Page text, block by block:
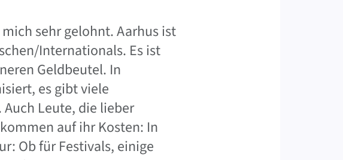
sehr gelohnt. Aarhus ist
Internationals. Es ist
Geldbeutel. In
es gibt viele
Leute, die lieber
auf ihr Kosten: In
Ob für Festivals, einige